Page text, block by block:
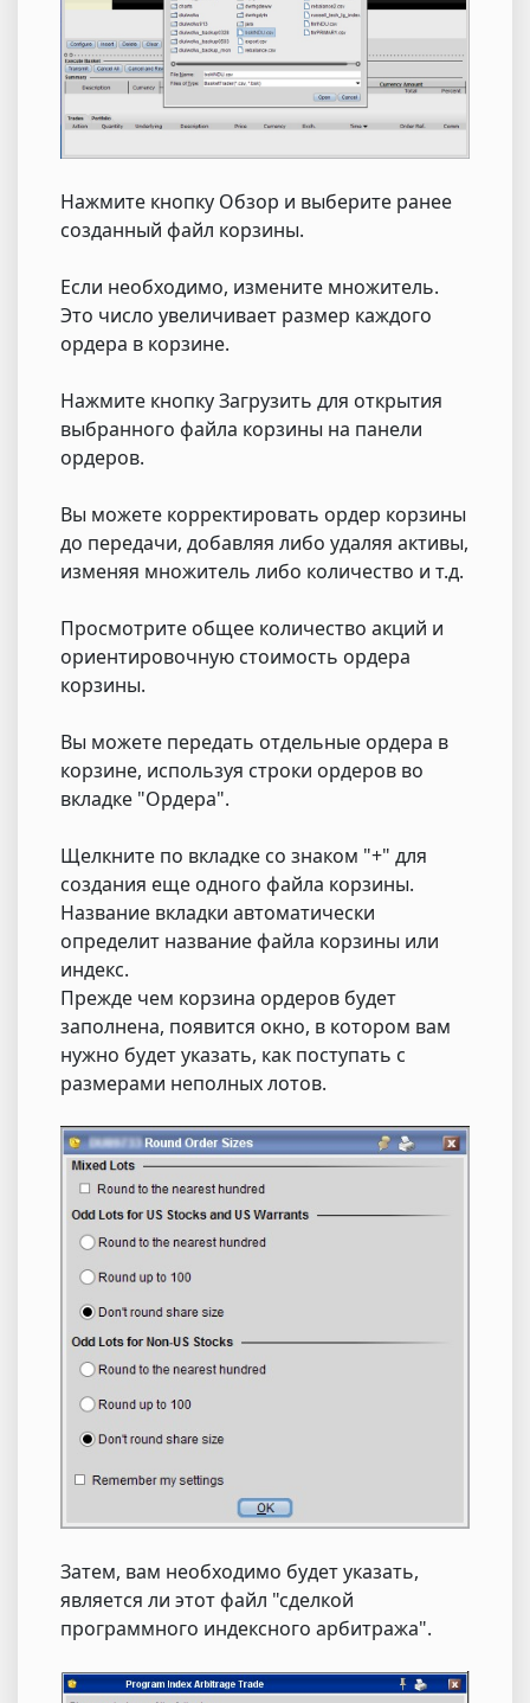
Нажмите кнопку Обзор и выберите ранее
созданный файл корзины.
Если необходимо, измените множитель.
Это число увеличивает размер каждого
ордера в корзине.
Нажмите кнопку Загрузить для открытия
выбранного файла корзины на панели
ордеров.
Вы можете корректировать ордер корзины
до передачи, добавляя либо удаляя активы,
изменяя множитель либо количество и т.д.
Просмотрите общее количество акций и
ориентировочную стоимость ордера
корзины.
Вы можете передать отдельные ордера в
корзине, используя строки ордеров во
вкладке "Ордера".
Щелкните по вкладке со знаком "+" для
создания еще одного файла корзины.
Название вкладки автоматически
определит название файла корзины или
индекс.
Прежде чем корзина ордеров будет
заполнена, появится окно, в котором вам
нужно будет указать, как поступать с
размерами неполных лотов.
Затем, вам необходимо будет указать,
является ли этот файл "сделкой
программного индексного арбитража".